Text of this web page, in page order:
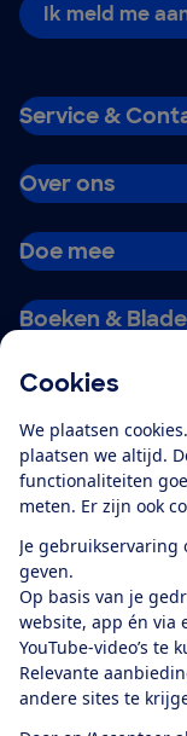
Cookies
We plaatsen
plaatsen we altijd.
functionaliteiten
meten. Er zijn ook
Je gebruikservaring
geven.
Op basis van je
website, app én via
YouTube-video’s te
Relevante
andere sites te
Ik meld me
Service &
Over ons
Doe mee
Boeken &
Algemene
Cookiebeleid